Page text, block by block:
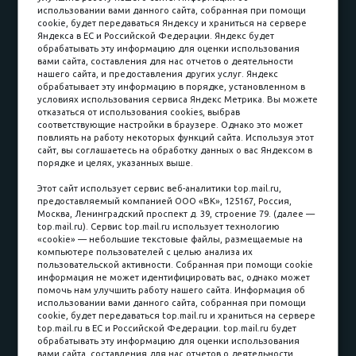
Доставка и сборка
Гарантии
Карьера в компании
Контакты
Принимаем к оплате
Наличные
пл. Соляная, 6, стр. 16
8 (3822) 60-70-30
8 (3822) 50-39-09
8 (3822) 22-77-68
8 (3822) 50-48-50
8 (3822) 65-42-10
использовании вами данного сайта, собранная при помощи
cookie, будет передаваться Яндексу и храниться на сервере
Яндекса в ЕС и Российской Федерации. Яндекс будет
обрабатывать эту информацию для оценки использования
вами сайта, составления для нас отчетов о деятельности
нашего сайта, и предоставления других услуг. Яндекс
обрабатывает эту информацию в порядке, установленном в
условиях использования сервиса Яндекс Метрика. Вы можете
отказаться от использования cookies, выбрав
соответствующие настройки в браузере. Однако это может
повлиять на работу некоторых функций сайта. Используя этот
сайт, вы соглашаетесь на обработку данных о вас Яндексом в
порядке и целях, указанных выше.
Этот сайт использует сервис веб-аналитики top.mail.ru,
предоставляемый компанией ООО «ВК», 125167, Россия,
Москва, Ленинградский проспект д. 39, строение 79. (далее —
top.mail.ru). Сервис top.mail.ru использует технологию
«cookie» — небольшие текстовые файлы, размещаемые на
компьютере пользователей с целью анализа их
пользовательской активности. Собранная при помощи cookie
информация не может идентифицировать вас, однако может
помочь нам улучшить работу нашего сайта. Информация об
использовании вами данного сайта, собранная при помощи
cookie, будет передаваться top.mail.ru и храниться на сервере
top.mail.ru в ЕС и Российской Федерации. top.mail.ru будет
обрабатывать эту информацию для оценки использования
вами сайта, составления для нас отчетов о деятельности